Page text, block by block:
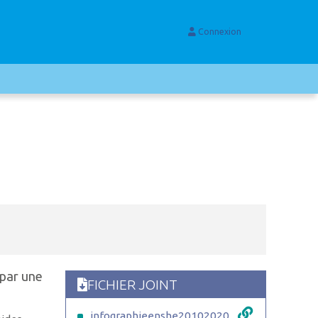
Connexion
une
FICHIER JOINT
infographieenshe20102020